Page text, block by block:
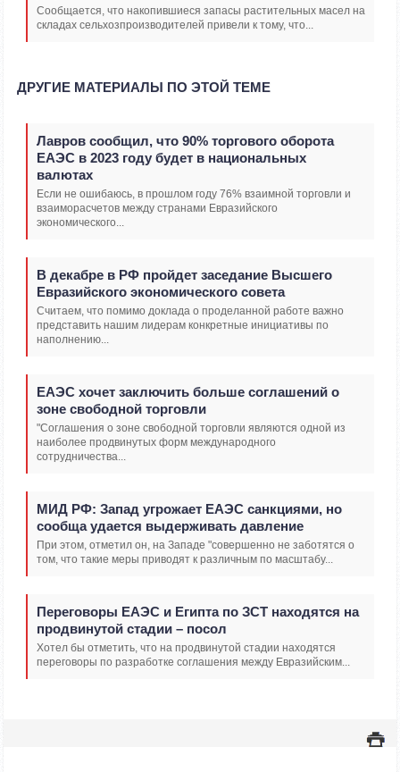
Сообщается, что накопившиеся запасы растительных масел на
складах сельхозпроизводителей привели к тому, что...
ДРУГИЕ МАТЕРИАЛЫ ПО ЭТОЙ ТЕМЕ
Лавров сообщил, что 90% торгового оборота
ЕАЭС в 2023 году будет в национальных
валютах
Если не ошибаюсь, в прошлом году 76% взаимной торговли и
взаиморасчетов между странами Евразийского
экономического...
В декабре в РФ пройдет заседание Высшего
Евразийского экономического совета
Считаем, что помимо доклада о проделанной работе важно
представить нашим лидерам конкретные инициативы по
наполнению...
ЕАЭС хочет заключить больше соглашений о
зоне свободной торговли
"Соглашения о зоне свободной торговли являются одной из
наиболее продвинутых форм международного
сотрудничества...
МИД РФ: Запад угрожает ЕАЭС санкциями, но
сообща удается выдерживать давление
При этом, отметил он, на Западе "совершенно не заботятся о
том, что такие меры приводят к различным по масштабу...
Переговоры ЕАЭС и Египта по ЗСТ находятся на
продвинутой стадии – посол
Хотел бы отметить, что на продвинутой стадии находятся
переговоры по разработке соглашения между Евразийским...